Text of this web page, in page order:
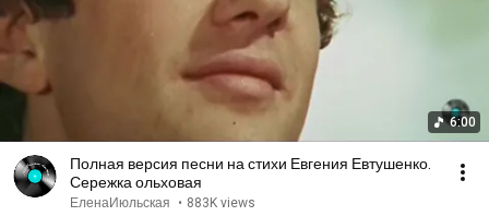
6:00
Полная версия песни на стихи Евгения Евтушенко.
Сережка ольховая
ЕленаИюльская • 883K views